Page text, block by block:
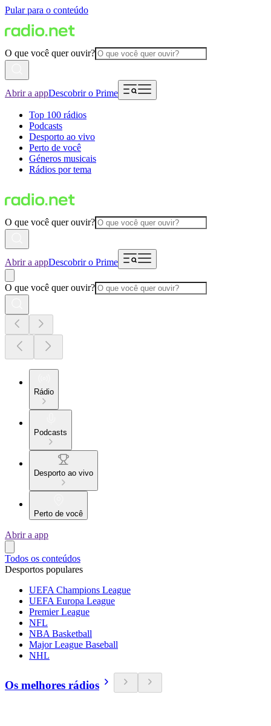
Pular para o conteúdo
O que você quer ouvir?
Abrir a appDescobrir o Prime
Top 100 rádios
Podcasts
Desporto ao vivo
Perto de você
Géneros musicais
Rádios por tema
O que você quer ouvir?
Abrir a appDescobrir o Prime
O que você quer ouvir?
Rádio
Podcasts
Desporto ao vivo
Perto de você
Abrir a app
Todos os conteúdos
Desportos populares
UEFA Champions League
UEFA Europa League
Premier League
NFL
NBA Basketball
Major League Baseball
NHL
Os melhores rádios